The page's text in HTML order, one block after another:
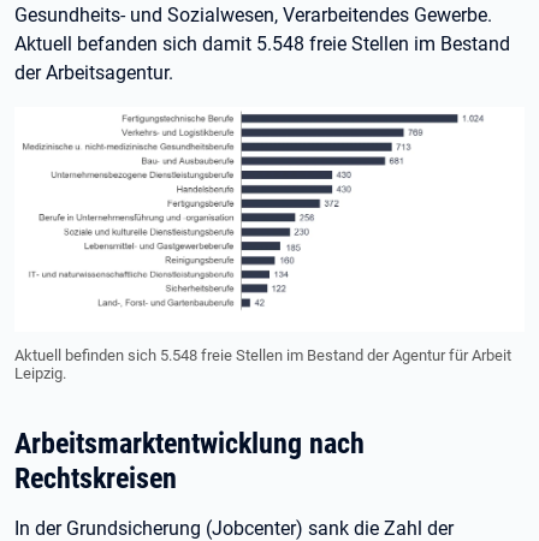
Gesundheits- und Sozialwesen, Verarbeitendes Gewerbe.
Aktuell befanden sich damit 5.548 freie Stellen im Bestand
der Arbeitsagentur.
Aktuell befinden sich 5.548 freie Stellen im Bestand der Agentur für Arbeit
Leipzig.
Arbeitsmarktentwicklung nach
Rechtskreisen
In der Grundsicherung (Jobcenter) sank die Zahl der